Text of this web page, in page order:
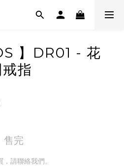
】DR01 - 花
指
售完
請聯絡我們。